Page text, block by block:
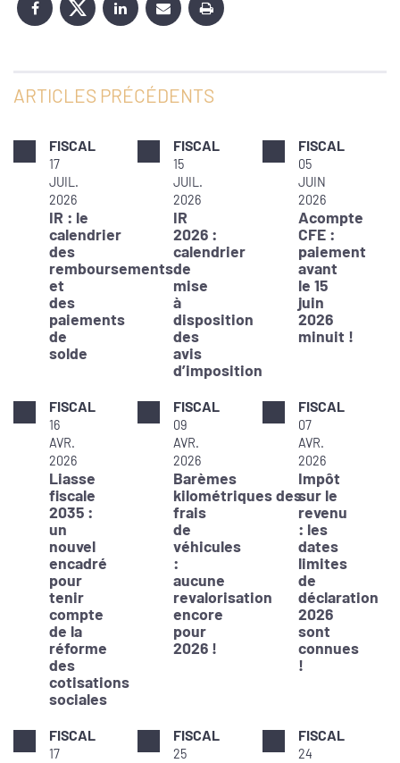
ARTICLES PRÉCÉDENTS
FISCAL
17
JUIL.
2026
IR : le
calendrier
des
remboursements
et
des
paiements
de
solde
FISCAL
15
JUIL.
2026
IR
2026 :
calendrier
de
mise
à
disposition
des
avis
d’imposition
FISCAL
05
JUIN
2026
Acompte
CFE :
paiement
avant
le 15
juin
2026
minuit !
FISCAL
16
AVR.
2026
Liasse
fiscale
2035 :
un
nouvel
encadré
pour
tenir
compte
de la
réforme
des
cotisations
sociales
FISCAL
09
AVR.
2026
Barèmes
kilométriques des
frais
de
véhicules
:
aucune
revalorisation
encore
pour
2026 !
FISCAL
07
AVR.
2026
Impôt
sur le
revenu
: les
dates
limites
de
déclaration
2026
sont
connues
!
FISCAL
17
FISCAL
25
FISCAL
24